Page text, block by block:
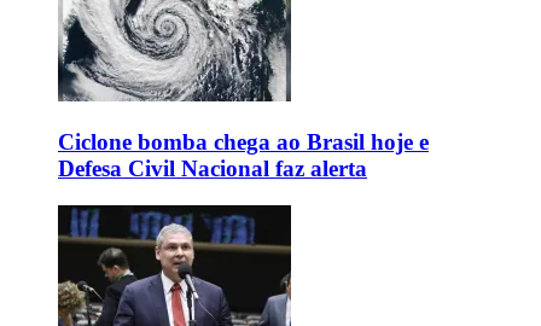
Ciclone bomba chega ao Brasil hoje e
Defesa Civil Nacional faz alerta